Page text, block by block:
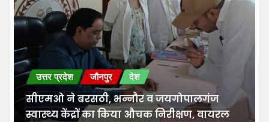
उत्तर प्रदेश जौनपुर देश
सीएमओ ने बरसठी, भन्नौर व जयगोपालगंज
स्वास्थ्य केंद्रों का किया औचक निरीक्षण, वायरल